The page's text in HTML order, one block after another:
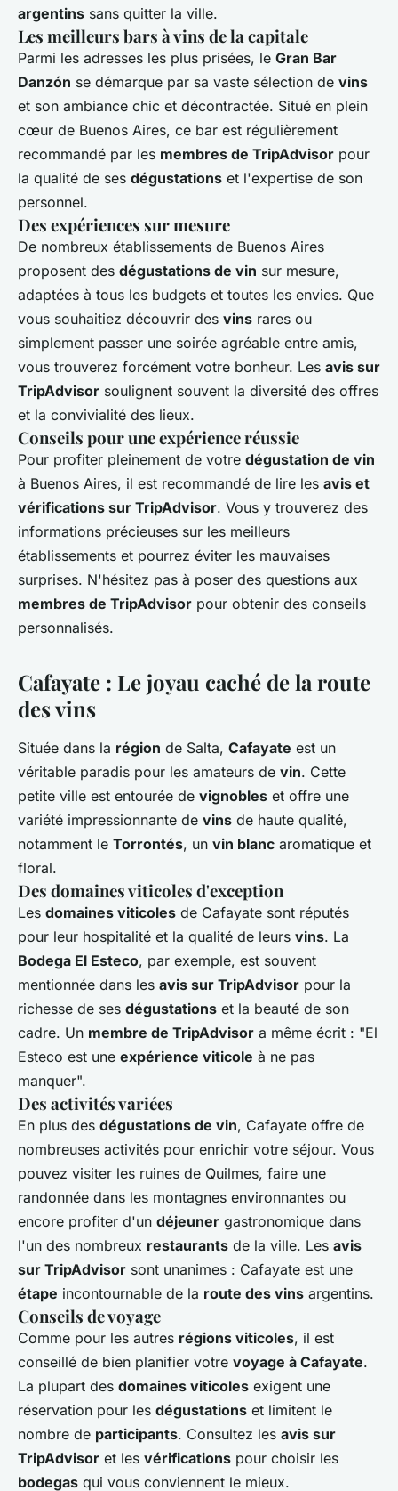
argentins sans quitter la ville.
Les meilleurs bars à vins de la capitale
Parmi les adresses les plus prisées, le Gran Bar
Danzón se démarque par sa vaste sélection de vins
et son ambiance chic et décontractée. Situé en plein
cœur de Buenos Aires, ce bar est régulièrement
recommandé par les membres de TripAdvisor pour
la qualité de ses dégustations et l'expertise de son
personnel.
Des expériences sur mesure
De nombreux établissements de Buenos Aires
proposent des dégustations de vin sur mesure,
adaptées à tous les budgets et toutes les envies. Que
vous souhaitiez découvrir des vins rares ou
simplement passer une soirée agréable entre amis,
vous trouverez forcément votre bonheur. Les avis sur
TripAdvisor soulignent souvent la diversité des offres
et la convivialité des lieux.
Conseils pour une expérience réussie
Pour profiter pleinement de votre dégustation de vin
à Buenos Aires, il est recommandé de lire les avis et
vérifications sur TripAdvisor. Vous y trouverez des
informations précieuses sur les meilleurs
établissements et pourrez éviter les mauvaises
surprises. N'hésitez pas à poser des questions aux
membres de TripAdvisor pour obtenir des conseils
personnalisés.
Cafayate : Le joyau caché de la route
des vins
Située dans la région de Salta, Cafayate est un
véritable paradis pour les amateurs de vin. Cette
petite ville est entourée de vignobles et offre une
variété impressionnante de vins de haute qualité,
notamment le Torrontés, un vin blanc aromatique et
floral.
Des domaines viticoles d'exception
Les domaines viticoles de Cafayate sont réputés
pour leur hospitalité et la qualité de leurs vins. La
Bodega El Esteco, par exemple, est souvent
mentionnée dans les avis sur TripAdvisor pour la
richesse de ses dégustations et la beauté de son
cadre. Un membre de TripAdvisor a même écrit : "El
Esteco est une expérience viticole à ne pas
manquer".
Des activités variées
En plus des dégustations de vin, Cafayate offre de
nombreuses activités pour enrichir votre séjour. Vous
pouvez visiter les ruines de Quilmes, faire une
randonnée dans les montagnes environnantes ou
encore profiter d'un déjeuner gastronomique dans
l'un des nombreux restaurants de la ville. Les avis
sur TripAdvisor sont unanimes : Cafayate est une
étape incontournable de la route des vins argentins.
Conseils de voyage
Comme pour les autres régions viticoles, il est
conseillé de bien planifier votre voyage à Cafayate.
La plupart des domaines viticoles exigent une
réservation pour les dégustations et limitent le
nombre de participants. Consultez les avis sur
TripAdvisor et les vérifications pour choisir les
bodegas qui vous conviennent le mieux.